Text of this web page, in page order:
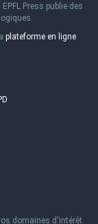
Press publie des
plateforme en ligne
domaines d'intérêt.